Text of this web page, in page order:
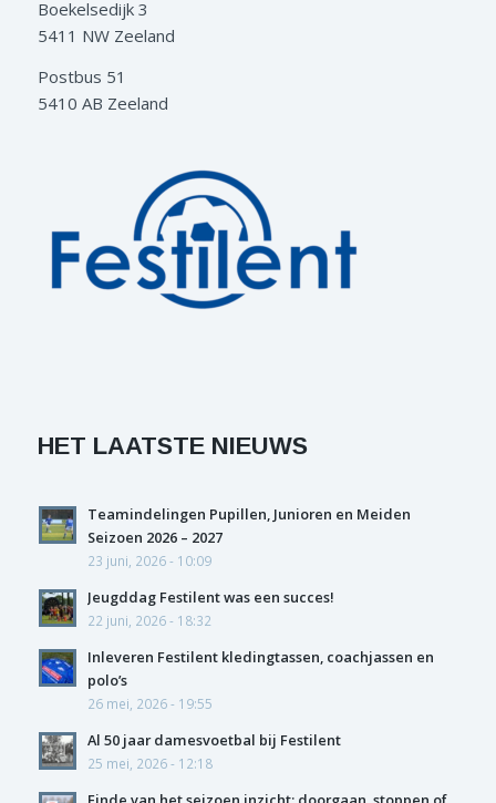
Boekelsedijk 3
5411 NW Zeeland
Postbus 51
5410 AB Zeeland
HET LAATSTE NIEUWS
Teamindelingen Pupillen, Junioren en Meiden
Seizoen 2026 – 2027
23 juni, 2026 - 10:09
Jeugddag Festilent was een succes!
22 juni, 2026 - 18:32
Inleveren Festilent kledingtassen, coachjassen en
polo’s
26 mei, 2026 - 19:55
Al 50 jaar damesvoetbal bij Festilent
25 mei, 2026 - 12:18